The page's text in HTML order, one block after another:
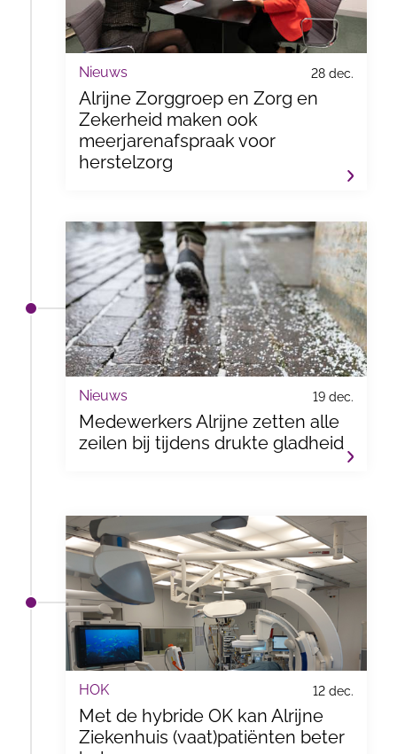
Nieuws 28 dec.
Alrijne Zorggroep en Zorg en
Zekerheid maken ook
meerjarenafspraak voor
herstelzorg
Nieuws 19 dec.
Medewerkers Alrijne zetten alle
zeilen bij tijdens drukte gladheid
HOK 12 dec.
Met de hybride OK kan Alrijne
Ziekenhuis (vaat)patiënten beter